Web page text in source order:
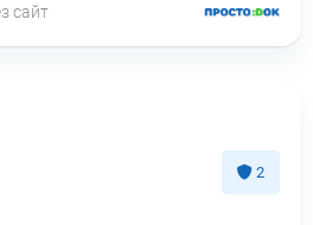
сайт
2